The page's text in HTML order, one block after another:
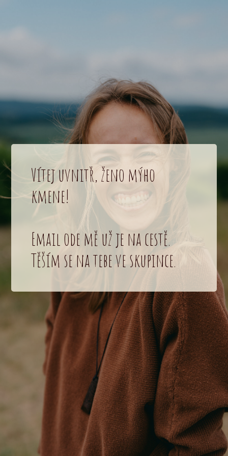
Vítej uvnitř, ženo mýho
kmene!
Email ode mě už je na cestě.
Těším se na tebe ve skupince.